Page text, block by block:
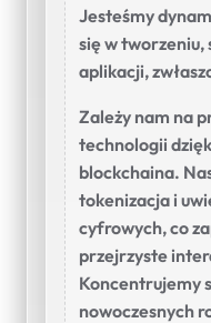
Jesteśmy
się w tworzeniu,
aplikacji,
Zależy nam na
technologii
blockchaina.
tokenizacja i
cyfrowych, co
przejrzyste
Koncentrujemy
nowoczesnych